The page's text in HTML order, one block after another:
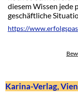
diesem Wissen jede
geschäftliche
https://
Karina-Verlag,